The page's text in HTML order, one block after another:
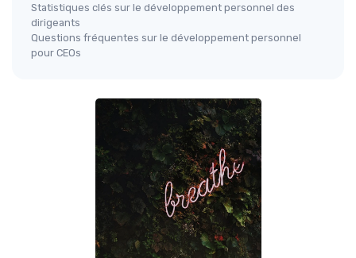
Statistiques clés sur le développement personnel des
dirigeants
Questions fréquentes sur le développement personnel
pour CEOs